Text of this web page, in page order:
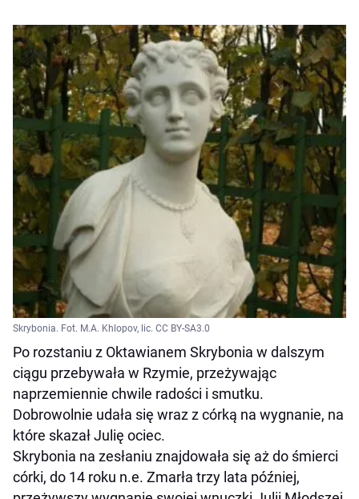
Skrybonia. Fot. M.A. Khlopov, lic. CC BY-SA3.0
Po rozstaniu z Oktawianem Skrybonia w dalszym
ciągu przebywała w Rzymie, przeżywając
naprzemiennie chwile radości i smutku.
Dobrowolnie udała się wraz z córką na wygnanie, na
które skazał Julię ociec.
Skrybonia na zesłaniu znajdowała się aż do śmierci
córki, do 14 roku n.e. Zmarła trzy lata później,